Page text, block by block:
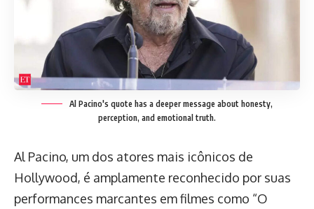
Al Pacino's quote has a deeper message about honesty,
perception, and emotional truth.
Al Pacino, um dos atores mais icônicos de
Hollywood, é amplamente reconhecido por suas
performances marcantes em filmes como “O